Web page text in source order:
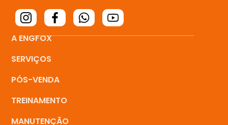
A ENGFOX
SERVIÇOS
PÓS-VENDA
TREINAMENTO
MANUTENÇÃO